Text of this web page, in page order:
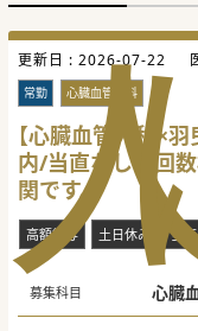
更新日 : 2026-07-22
常勤 心臓血管外科
【心臓血管外科×
内/当直なしや回
関です。
高額給与 土日休み 当直
募集科目 心臓